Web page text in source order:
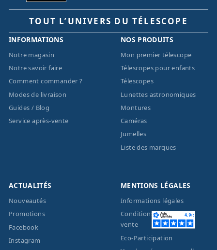
TOUT L’UNIVERS DU TÉLESCOPE
INFORMATIONS
Notre magasin
Notre savoir faire
Comment commander ?
Modes de livraison
Guides / Blog
Service après-vente
NOS PRODUITS
Mon premier télescope
Télescopes pour enfants
Télescopes
Lunettes astronomiques
Montures
Caméras
Jumelles
Liste des marques
ACTUALITÉS
Nouveautés
Promotions
Facebook
Instagram
MENTIONS LÉGALES
Informations légales
Conditions générales de
vente
Eco-Participation